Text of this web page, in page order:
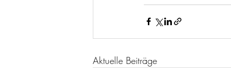
Aktuelle Beiträge